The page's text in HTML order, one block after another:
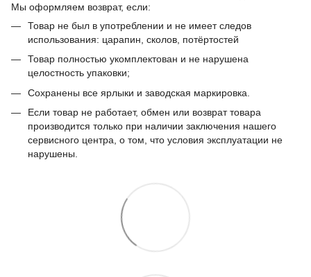
Мы оформляем возврат, если:
Товар не был в употреблении и не имеет следов
использования: царапин, сколов, потёртостей
Товар полностью укомплектован и не нарушена
целостность упаковки;
Сохранены все ярлыки и заводская маркировка.
Если товар не работает, обмен или возврат товара
производится только при наличии заключения нашего
сервисного центра, о том, что условия эксплуатации не
нарушены.